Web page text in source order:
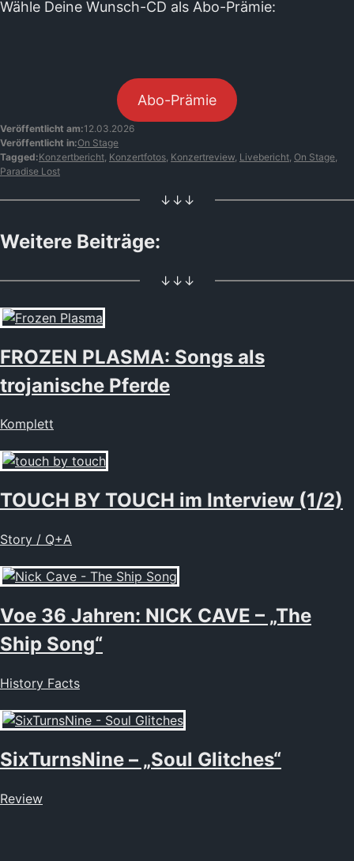
Wähle Deine Wunsch-CD als Abo-Prämie:
Abo-Prämie
Veröffentlicht am:12.03.2026
Veröffentlicht in:On Stage
Tagged:Konzertbericht Konzertfotos Konzertreview Livebericht On Stage
Paradise Lost
↓↓↓
Weitere Beiträge:
↓↓↓
FROZEN PLASMA: Songs als
trojanische Pferde
Komplett
TOUCH BY TOUCH im Interview (1/2)
Story / Q+A
Voe 36 Jahren: NICK CAVE – „The
Ship Song“
History Facts
SixTurnsNine – „Soul Glitches“
Review